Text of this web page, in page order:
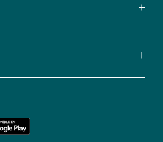
Redoute.
de
en
cualquier